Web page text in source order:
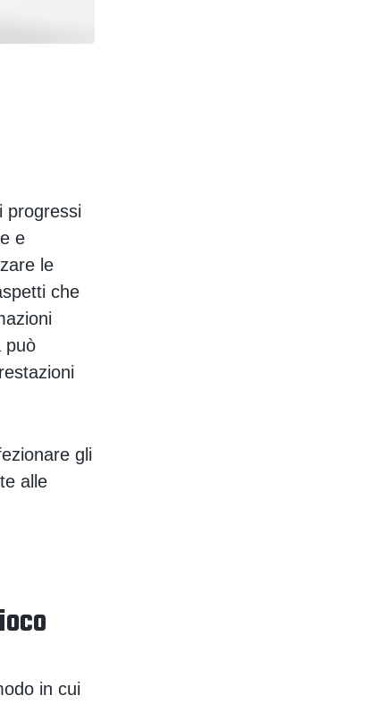
progressi
e
le
che
può
gli
alle
in cui